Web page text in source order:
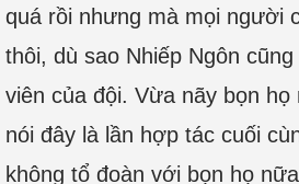
quá rồi nhưng mà mọi người
thôi, dù sao Nhiếp Ngôn
viên của đội. Vừa nãy bọn họ
nói đây là lần hợp tác cuối
không tổ đoàn với bọn họ